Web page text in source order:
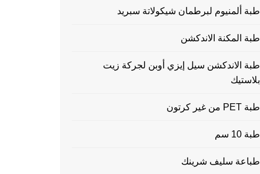
طبة ألمنيوم لبرطمان شيكولاتة سبريد
طبة المكنة الاندكشن
طبة الاندكشن سيل إيزي أوبن لجركة زيت
بلاستيك
طبة PET من غير كرتون
طبة 10 سم
طباعة سليف شرينك